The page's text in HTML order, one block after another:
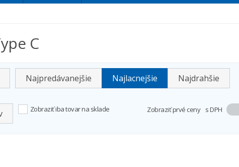
C
Najpredávanejšie Najlacnejšie Najdrahšie
Zobraziť iba tovar na sklade Zobraziť prvé ceny s DPH